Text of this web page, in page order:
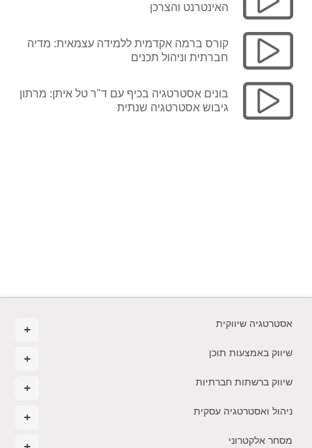
האינטרנט והצרכן
קורס ברמה אקדמית ללמידה עצמאית: מדיה
חברתית וניהול תכנים
בונים אסטרטגיה בכיף עם ד"ר טל איתן: מרתון
גיבוש אסטרטגיה שנתית
אסטרטגיה שיווקית
שיווק באמצעות תוכן
שיווק ברשתות חברתיות
ניהול ואסטרטגיה עסקית
מסחר אלקטרוני